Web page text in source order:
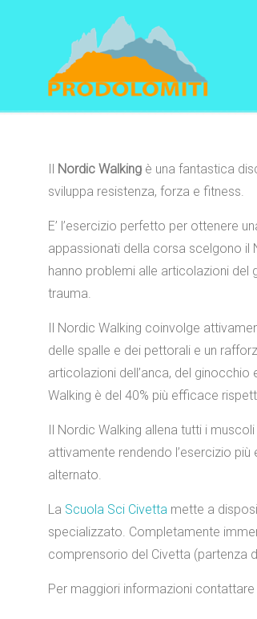
Il Nordic Walking è una fantastica
sviluppa resistenza, forza e fitness.
E’ l’esercizio perfetto per ottenere
appassionati della corsa scelgono il
hanno problemi alle articolazioni
trauma.
Il Nordic Walking coinvolge
delle spalle e dei pettorali e un
articolazioni dell’anca, del
Walking è del 40% più efficace
Il Nordic Walking allena tutti i
attivamente rendendo l’esercizio
alternato.
La Scuola Sci Civetta mette a
specializzato. Completamente
comprensorio del Civetta (partenza
Per maggiori informazioni